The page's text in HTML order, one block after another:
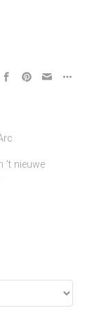
’t nieuwe